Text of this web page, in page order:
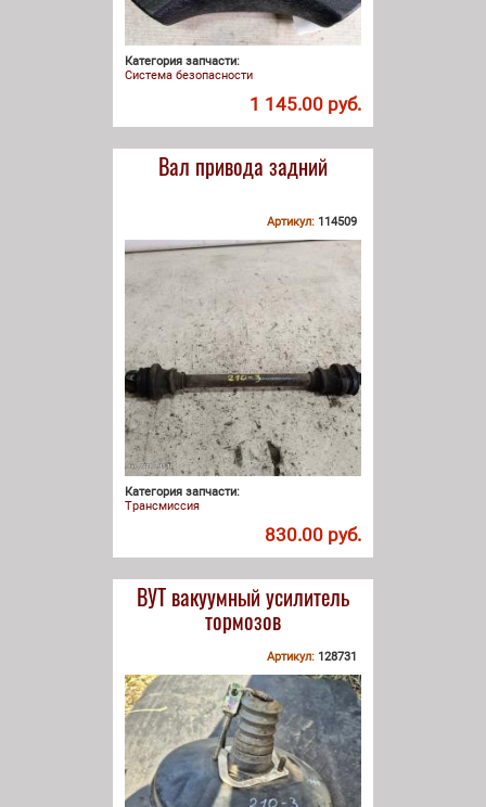
Категория запчасти:
Система безопасности
1 145.00 руб.
Вал привода задний
Артикул: 114509
Категория запчасти:
Трансмиссия
830.00 руб.
ВУТ вакуумный усилитель
тормозов
Артикул: 128731